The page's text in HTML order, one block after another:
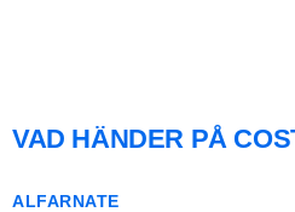
VAD HÄNDER PÅ
ALFARNATE